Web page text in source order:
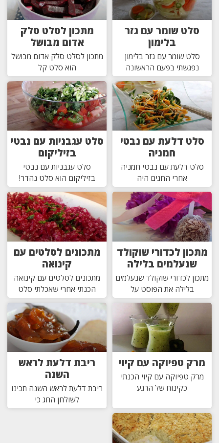
סלט שומר עם גזר
בלימון
סלט שומר עם גזר בלימון
נפגשתי בפעם הראשונה
מתכון לסלט סלק
אדום מבושל
מתכון לסלט סלק אדום מבושל
הוא סלט קל
סלט דלעת עם נבטי
חמניה
סלט דלעת עם נבטי חמניה
אחרי החגים היה
סלט עגבניות עם נבטי
בזיליקום
סלט עגבניות עם נבטי
בזיליקום הוא סלט נהדר!
מתכון לכדורי שוקולד
שנעלמים בלילה
מתכון לכדורי שוקולד שנעלמים
בלילה את הפוסט על
מתכונים לסלטים עם
קינואה
מתכונים לסלטים עם קינואה
הכנתי אחרי שאכלתי סלט
מרק טפיוקה עם קיוי
מרק טפיוקה עם קיוי הכנתי
כקינוח של הרגע
ריבת דלעת לראש
השנה
ריבת דלעת לראש השנה תכינו
לשולחן החג כי